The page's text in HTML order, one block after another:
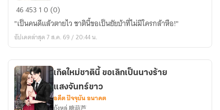
เกิด
ใหม่
ยุค
70
ปลด
ล็อก
สกิลยัย
เพี้ยน
46453 10 (0)
"เป็นคนดีแล้วตายไว ชาตินี้ขอเป็นยัยบ้าที่ไม่มีใครกล้าหือ!"
อัปเดตล่าสุด 7 ส.ค. 69 / 20:44 น.
เกิดใหม่ชาตินี้ ขอเลิกเป็นนางร้าย
แสงจันทร์ขาว
อดีต ปัจจุบัน อนาคต